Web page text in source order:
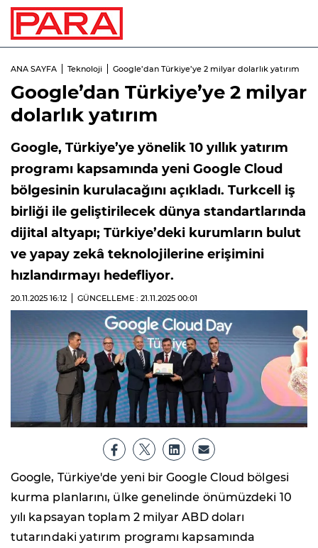
ANA SAYFA Teknoloji Google’dan Türkiye’ye 2 milyar dolarlık yatırım
Google’dan Türkiye’ye 2 milyar
dolarlık yatırım
Google, Türkiye’ye yönelik 10 yıllık yatırım
programı kapsamında yeni Google Cloud
bölgesinin kurulacağını açıkladı. Turkcell iş
birliği ile geliştirilecek dünya standartlarında
dijital altyapı; Türkiye’deki kurumların bulut
ve yapay zekâ teknolojilerine erişimini
hızlandırmayı hedefliyor.
20.11.2025 16:12 GÜNCELLEME : 21.11.2025 00:01
Google, Türkiye'de yeni bir Google Cloud bölgesi
kurma planlarını, ülke genelinde önümüzdeki 10
yılı kapsayan toplam 2 milyar ABD doları
tutarındaki yatırım programı kapsamında